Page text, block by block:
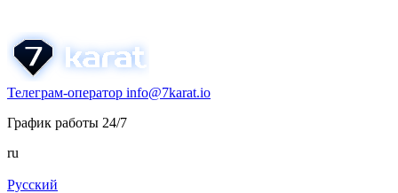
Телеграм-оператор info@7karat.io
График работы 24/7
ru
Русский